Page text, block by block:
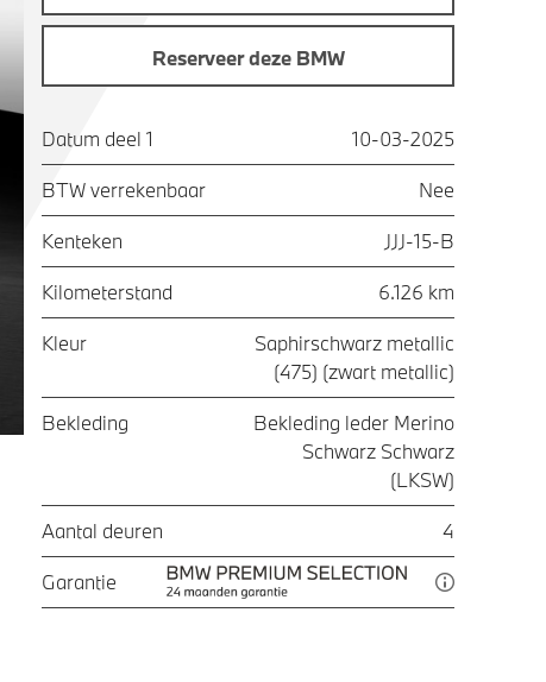
Reserveer deze BMW
Datum deel 1 10-03-2025
BTW verrekenbaar Nee
Kenteken JJJ-15-B
Kilometerstand 6.126 km
Kleur
Saphirschwarz metallic
(475) (zwart metallic)
Bekleding
Bekleding leder Merino
Schwarz Schwarz
(LKSW)
Aantal deuren 4
Garantie